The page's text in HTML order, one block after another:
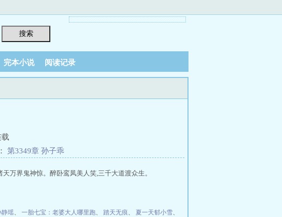
完本小说 阅读记录
第3349章 孙子乖
万界鬼神惊。醉卧鸾凤美人笑,三千大道渡众生。
静瑶、 一胎七宝：老婆大人哪里跑、 踏天无痕、 夏一天郁小雪、